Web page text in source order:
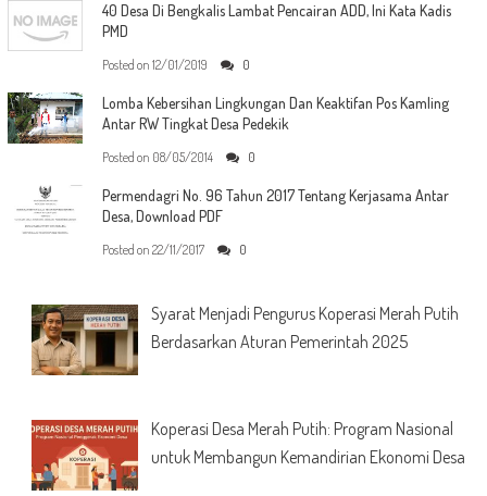
40 Desa Di Bengkalis Lambat Pencairan ADD, Ini Kata Kadis
PMD
Posted on 12/01/2019 0
Lomba Kebersihan Lingkungan Dan Keaktifan Pos Kamling
Antar RW Tingkat Desa Pedekik
Posted on 08/05/2014 0
Permendagri No. 96 Tahun 2017 Tentang Kerjasama Antar
Desa, Download PDF
Posted on 22/11/2017 0
Syarat Menjadi Pengurus Koperasi Merah Putih
Berdasarkan Aturan Pemerintah 2025
Koperasi Desa Merah Putih: Program Nasional
untuk Membangun Kemandirian Ekonomi Desa